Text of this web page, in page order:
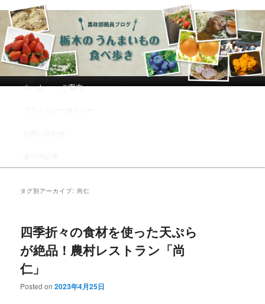
農政部職員ブログ「栃木のうんまい
もの食べ歩き」
メインコンテンツへ移動
サブコンテンツへ移動
ホーム ご案内
タグ別アーカイブ:尚仁
四季折々の食材を使った天ぷら
が絶品！農村レストラン「尚
仁」
Posted on2023年4月25日